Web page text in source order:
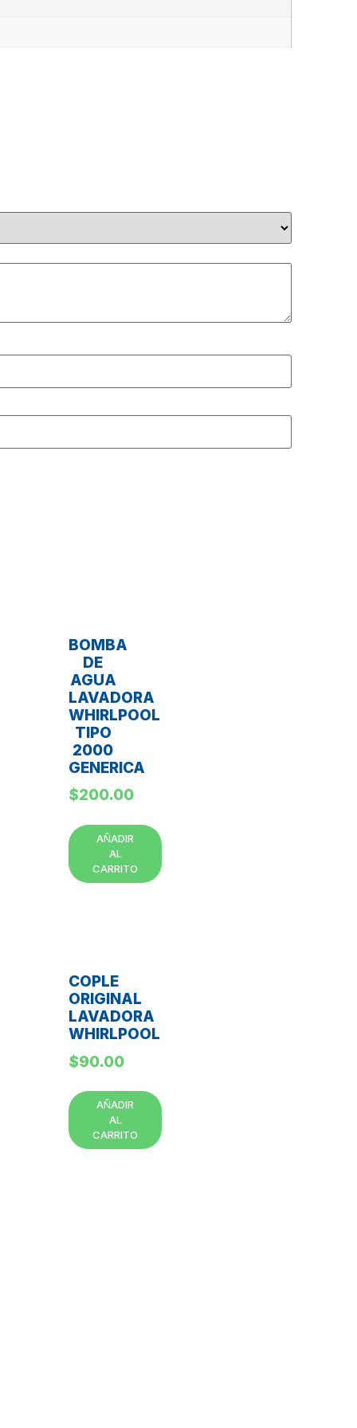
BOMBA
DE
AGUA
LAVADORA
WHIRLPOOL
TIPO
2000
GENERICA
$200.00
AÑADIR
AL
CARRITO
COPLE
ORIGINAL
LAVADORA
WHIRLPOOL
$90.00
AÑADIR
AL
CARRITO